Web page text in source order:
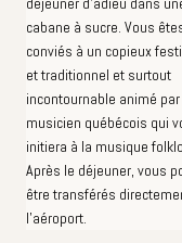
cabane à sucre. Vous
conviés à un copieux
et traditionnel et surtout
incontournable animé par
musicien québécois qui
initiera à la musique
Après le déjeuner, vous
être transférés
l'aéroport.